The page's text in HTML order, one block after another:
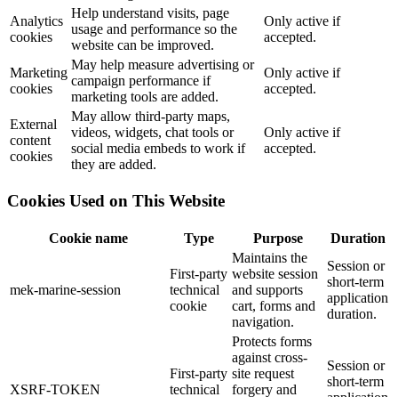
Analytics
cookies
Help understand visits, page
usage and performance so the
website can be improved.
Only active if
accepted.
Marketing
cookies
May help measure advertising or
campaign performance if
marketing tools are added.
Only active if
accepted.
External
content
cookies
May allow third-party maps,
videos, widgets, chat tools or
social media embeds to work if
they are added.
Only active if
accepted.
Cookies Used on This Website
Cookie name Type Purpose Duration
mek-marine-session
First-party
technical
cookie
Maintains the
website session
and supports
cart, forms and
navigation.
Session or
short-term
application
duration.
XSRF-TOKEN
First-party
technical
Protects forms
against cross-
site request
forgery and
Session or
short-term